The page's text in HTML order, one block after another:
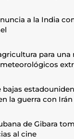
a la India
para una
bajas
la guerra con Irán
de Gibara
al cine